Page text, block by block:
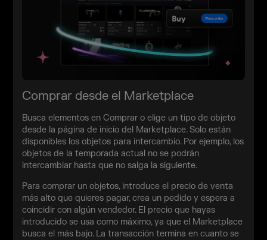
Comprar desde el Marketplace
Busca elementos en Comprar o elige un tipo de objeto
desde la página de inicio del Marketplace. Solo están
disponibles los objetos para intercambio. Por ejemplo, los
objetos de la temporada actual no se podrán
intercambiar hasta que no salga la siguiente.
Para comprar un objetos, introduce el precio de venta
más alto que quieres pagar, crea un pedido y espera a
coincidir con algún vendedor. El precio que hayas
introducido se usa como máximo, ya que el Marketplace
busca el más bajo. La transacción termina en cuanto se